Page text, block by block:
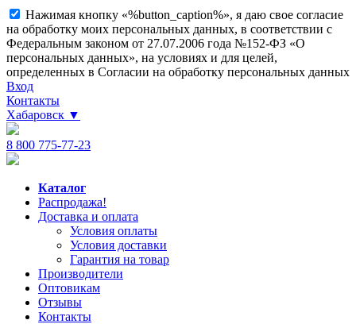
Нажимая кнопку «%button_caption%», я даю свое согласие
на обработку моих персональных данных, в соответствии с
Федеральным законом от 27.07.2006 года №152-ФЗ «О
персональных данных», на условиях и для целей,
определенных в Согласии на обработку персональных данных
Вход
Контакты
Хабаровск ▼
8 800 775-77-23
Каталог
Распродажа!
Доставка и оплата
Условия оплаты
Условия доставки
Гарантия на товар
Производители
Оптовикам
Отзывы
Контакты